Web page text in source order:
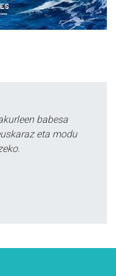
babesa
eta modu